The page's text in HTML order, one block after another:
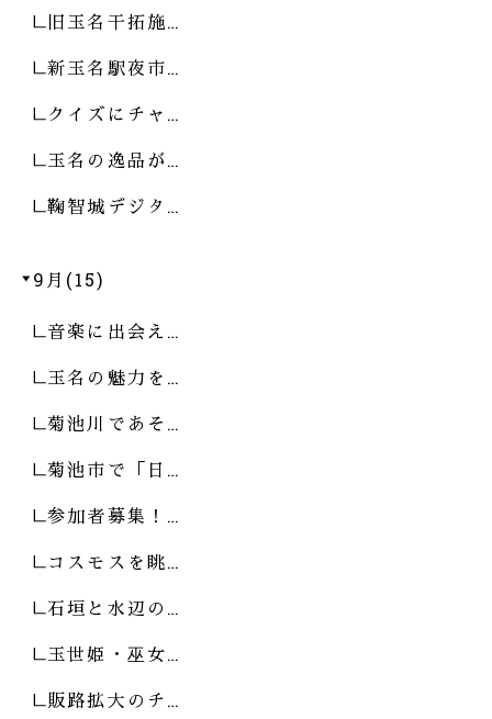
旧玉名干拓施…
新玉名駅夜市…
クイズにチャ…
玉名の逸品が…
鞠智城デジタ…
9月(15)
音楽に出会え…
玉名の魅力を…
菊池川であそ…
菊池市で「日…
参加者募集！…
コスモスを眺…
石垣と水辺の…
玉世姫・巫女…
販路拡大のチ…